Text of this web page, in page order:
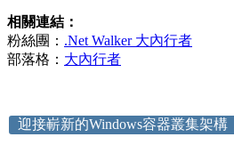
相關連結：
粉絲團： .Net Walker 大內行者
部落格： 大內行者
迎接嶄新的Windows容器叢集架構